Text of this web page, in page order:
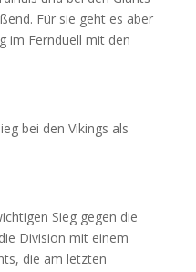
Für sie geht es aber
im Fernduell mit den
bei den Vikings als
Sieg gegen die
Division mit einem
die am letzten